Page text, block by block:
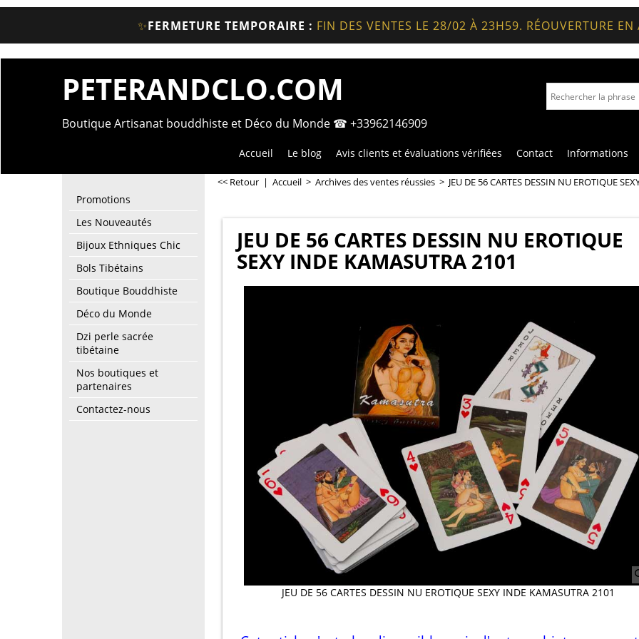
✨FERMETURE TEMPORAIRE : FIN DES VENTES LE 28/02 À 23H59. RÉOUVERTURE
PETERANDCLO.COM
Boutique Artisanat bouddhiste et Déco du Monde ☎ +33962146909
Accueil Le blog Avis clients et évaluations vérifiées Contact Informations
Promotions
Les Nouveautés
Bijoux Ethniques Chic
Bols Tibétains
Boutique Bouddhiste
Déco du Monde
Dzi perle sacrée
tibétaine
Nos boutiques et
partenaires
Contactez-nous
<< Retour | Accueil > Archives des ventes réussies > JEU DE 56 CARTES DESSIN NU EROTIQUE
JEU DE 56 CARTES DESSIN NU EROTIQUE
SEXY INDE KAMASUTRA 2101
JEU DE 56 CARTES DESSIN NU EROTIQUE SEXY INDE KAMASUTRA 2101